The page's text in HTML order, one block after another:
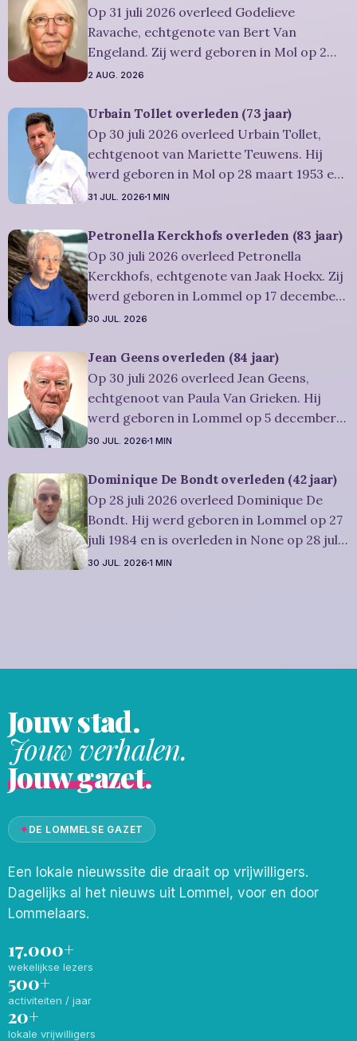
uitvaartdienst zal in besloten kring
plaatshebben. U kan Miet
Op 31 juli 2026 overleed Godelieve
Ravache, echtgenote van Bert Van
Engeland. Zij werd geboren in Mol op 2
juni 1952 en is overleden in Lommel op 31
werd 74 jaar. Rouwbericht Severens: De
afscheidsviering heeft plaats in besloten
kring. U kan
2 AUG. 2026
Urbain Tollet overleden (73 jaar)
Op 30 juli 2026 overleed Urbain Tollet,
echtgenoot van Mariette Teuwens. Hij
werd geboren in Mol op 28 maart 1953 en
is overleden in Overpelt op 30 juli 2026. Hij
jaar. Rouwbericht Severens: De
afscheidsviering van Urbain waarop u
vriendelijk wordt uitgenodigd, zal
31 JUL. 2026 1 MIN
Petronella Kerckhofs overleden (83 jaar)
Op 30 juli 2026 overleed Petronella
Kerckhofs, echtgenote van Jaak Hoekx. Zij
werd geboren in Lommel op 17 december
1942 en is overleden in Overpelt op 30 juli
werd 83 jaar. Rouwbericht Severens: De
afscheidsplechtígheid van Irène zal
plaatsvinden in intieme kring. Condoleren
30 JUL. 2026
Jean Geens overleden (84 jaar)
Op 30 juli 2026 overleed Jean Geens,
echtgenoot van Paula Van Grieken. Hij
werd geboren in Lommel op 5 december
1941 en is overleden in Mol op 30 juli 2026.
jaar. Rouwbericht Dries-Hulsmans:
Plechtigheid: U wordt vriendelijk
uitgenodigd om samen met
30 JUL. 2026 1 MIN
Dominique De Bondt overleden (42 jaar)
Op 28 juli 2026 overleed Dominique De
Bondt. Hij werd geboren in Lommel op 27
juli 1984 en is overleden in None op 28 juli
2026. Hij was woonachtig in Lommel en
30 JUL. 2026 1 MIN
Jouw stad.
Jouw verhalen.
Jouw gazet.
✦DE LOMMELSE GAZET
Een lokale nieuwssite die draait op vrijwilligers.
Dagelijks al het nieuws uit Lommel, voor en door
Lommelaars.
17.000+
wekelijkse lezers
500+
activiteiten / jaar
20+
lokale vrijwilligers